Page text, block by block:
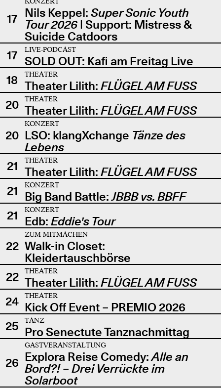
17 Nils Keppel: Super Sonic Youth
Tour 2026| Support: Mistress &
Suicide Catdoors
17
LIVE-PODCAST
SOLD OUT: Kafi am Freitag Live
18
THEATER
Theater Lilith: FLÜGEL AM FUSS
20
THEATER
Theater Lilith: FLÜGEL AM FUSS
20
KONZERT
LSO: klangXchange Tänze des
Lebens
21
THEATER
Theater Lilith: FLÜGEL AM FUSS
21
KONZERT
Big Band Battle:JBBB vs. BBFF
21
KONZERT
Edb: Eddie's Tour
22
ZUM MITMACHEN
Walk-in Closet:
Kleidertauschbörse
22
THEATER
Theater Lilith: FLÜGEL AM FUSS
24
THEATER
Kick Off Event – PREMIO 2026
25
TANZ
Pro Senectute Tanznachmittag
26
GASTVERANSTALTUNG
Explora Reise Comedy:Alle an
Bord?! – Drei Verrückte im
Solarboot